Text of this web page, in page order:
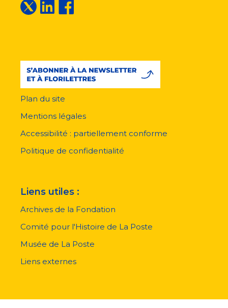
pied
page
Plan du site
Mentions légales
Accessibilité : partiellement conforme
Politique de confidentialité
Liens utiles :
Archives de la Fondation
Comité pour l'Histoire de La Poste
Musée de La Poste
Liens externes